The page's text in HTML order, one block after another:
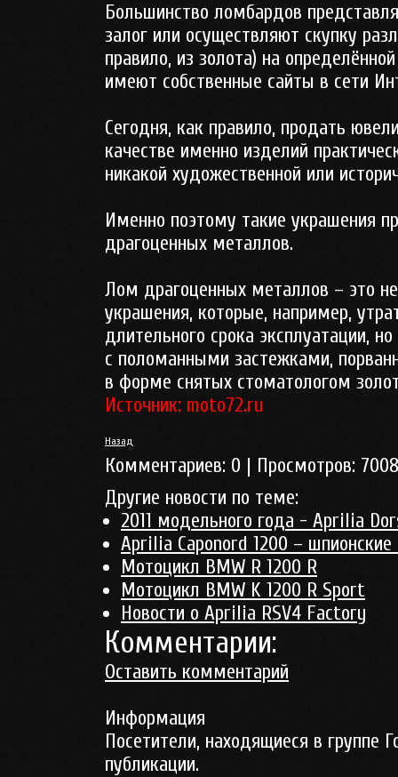
Большинство ломбардов
залог или осуществляют скупку
правило, из золота) на
имеют собственные сайты в сети
Сегодня, как правило, продать
качестве именно изделий
никакой художественной или
Именно поэтому такие украшения
драгоценных металлов.
Лом драгоценных металлов – это
украшения, которые, например,
длительного срока эксплуатации,
с поломанными застежками,
в форме снятых стоматологом
Источник: moto72.ru
Назад
Комментариев: 0 | Просмотров: 7008
Другие новости по теме:
2011 модельного года - Aprilia
Aprilia Caponord 1200 –
Мотоцикл BMW R 1200 R
Мотоцикл BMW K 1200 R Sport
Новости о Aprilia RSV4 Factory
Комментарии:
Оставить комментарий
Информация
Посетители, находящиеся в группе
публикации.